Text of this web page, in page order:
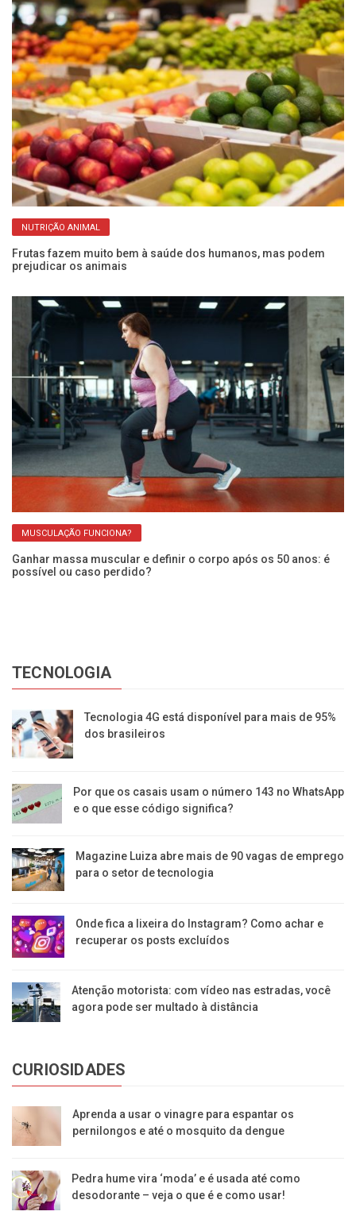
NUTRIÇÃO ANIMAL
Frutas fazem muito bem à saúde dos humanos, mas podem
prejudicar os animais
MUSCULAÇÃO FUNCIONA?
Ganhar massa muscular e definir o corpo após os 50 anos: é
possível ou caso perdido?
TECNOLOGIA
Tecnologia 4G está disponível para mais de 95%
dos brasileiros
Por que os casais usam o número 143 no WhatsApp
e o que esse código significa?
Magazine Luiza abre mais de 90 vagas de emprego
para o setor de tecnologia
Onde fica a lixeira do Instagram? Como achar e
recuperar os posts excluídos
Atenção motorista: com vídeo nas estradas, você
agora pode ser multado à distância
CURIOSIDADES
Aprenda a usar o vinagre para espantar os
pernilongos e até o mosquito da dengue
Pedra hume vira ‘moda’ e é usada até como
desodorante – veja o que é e como usar!